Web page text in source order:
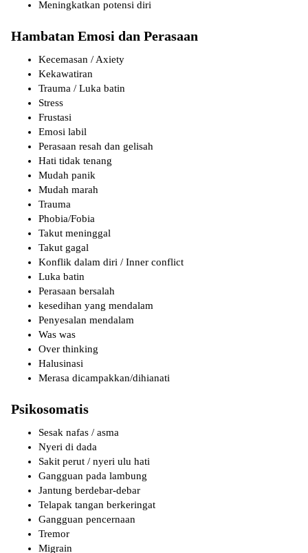
Meningkatkan potensi diri
Hambatan Emosi dan Perasaan
Kecemasan / Axiety
Kekawatiran
Trauma / Luka batin
Stress
Frustasi
Emosi labil
Perasaan resah dan gelisah
Hati tidak tenang
Mudah panik
Mudah marah
Trauma
Phobia/Fobia
Takut meninggal
Takut gagal
Konflik dalam diri / Inner conflict
Luka batin
Perasaan bersalah
kesedihan yang mendalam
Penyesalan mendalam
Was was
Over thinking
Halusinasi
Merasa dicampakkan/dihianati
Psikosomatis
Sesak nafas / asma
Nyeri di dada
Sakit perut / nyeri ulu hati
Gangguan pada lambung
Jantung berdebar-debar
Telapak tangan berkeringat
Gangguan pencernaan
Tremor
Migrain